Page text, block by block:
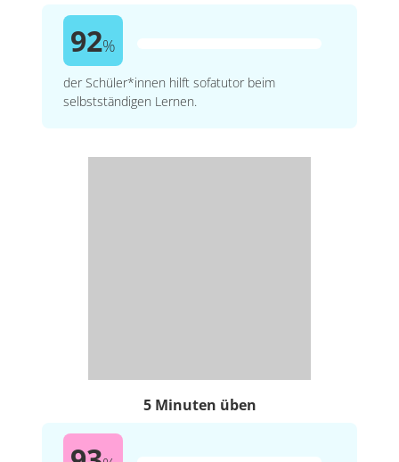
92%
der Schüler*innen hilft sofatutor beim
selbstständigen Lernen.
5 Minuten üben